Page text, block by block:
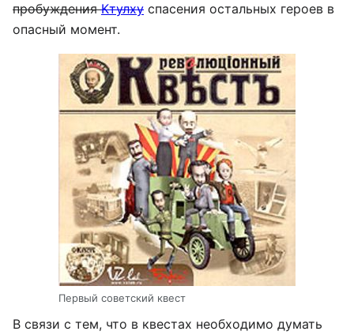
пробужденияКтулху спасения остальных героев в
опасный момент.
Первый советский квест
В связи с тем, что в квестах необходимо думать